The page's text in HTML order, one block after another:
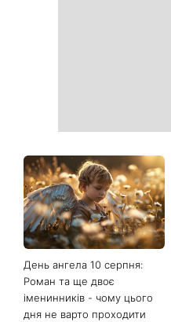
День ангела 10 серпня:
Роман та ще двоє
іменинників - чому цього
дня не варто проходити